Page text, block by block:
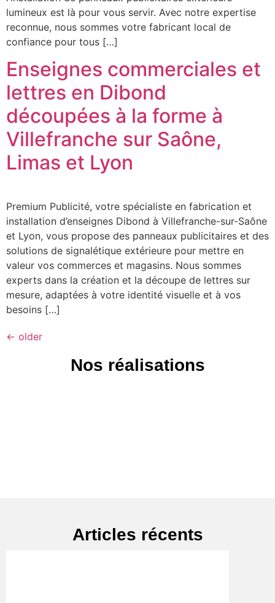
lumineux est là pour vous servir. Avec notre expertise
reconnue, nous sommes votre fabricant local de
confiance pour tous […]
Enseignes commerciales et
lettres en Dibond
découpées à la forme à
Villefranche sur Saône,
Limas et Lyon
Premium Publicité, votre spécialiste en fabrication et
installation d’enseignes Dibond à Villefranche-sur-Saône
et Lyon, vous propose des panneaux publicitaires et des
solutions de signalétique extérieure pour mettre en
valeur vos commerces et magasins. Nous sommes
experts dans la création et la découpe de lettres sur
mesure, adaptées à votre identité visuelle et à vos
besoins […]
← older
Nos réalisations
Articles récents